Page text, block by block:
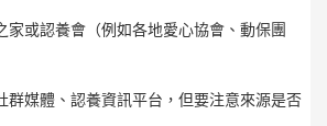
家或認養會（例如各地愛心協會、動保團
群媒體、認養資訊平台，但要注意來源是否